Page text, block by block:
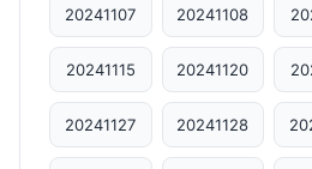
20241107 20241108
20241115 20241120
20241127 20241128